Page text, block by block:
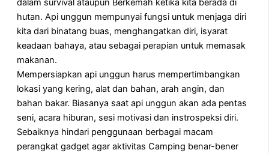
dalam survival ataupun Berkemah ketika kita berada di
hutan. Api unggun mempunyai fungsi untuk menjaga diri
kita dari binatang buas, menghangatkan diri, isyarat
keadaan bahaya, atau sebagai perapian untuk memasak
makanan.
Mempersiapkan api unggun harus mempertimbangkan
lokasi yang kering, alat dan bahan, arah angin, dan
bahan bakar. Biasanya saat api unggun akan ada pentas
seni, acara hiburan, sesi motivasi dan instrospeksi diri.
Sebaiknya hindari penggunaan berbagai macam
perangkat gadget agar aktivitas Camping benar-bener